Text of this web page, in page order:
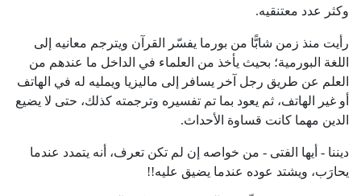
وكثر عدد معتنقيه.
رأيت منذ زمن شابًّا من بورما يفسّر القرآن ويترجم معانيه إلى
اللغة البورمية؛ بحيث يأخذ من العلماء في الداخل ما عندهم من
العلم عن طريق رجل آخر يسافر إلى ماليزيا ويمليه له في الهاتف
أو غير الهاتف، ثم يعود بما تم تفسيره وترجمته كذلك، حتى لا يضيع
الدين مهما كانت قساوة الأحداث.
ديننا - أيها الفتى - من خواصه إن لم تكن تعرف، أنه يتمدد عندما
يحارَب، ويشتد عوده عندما يضيق عليه!!